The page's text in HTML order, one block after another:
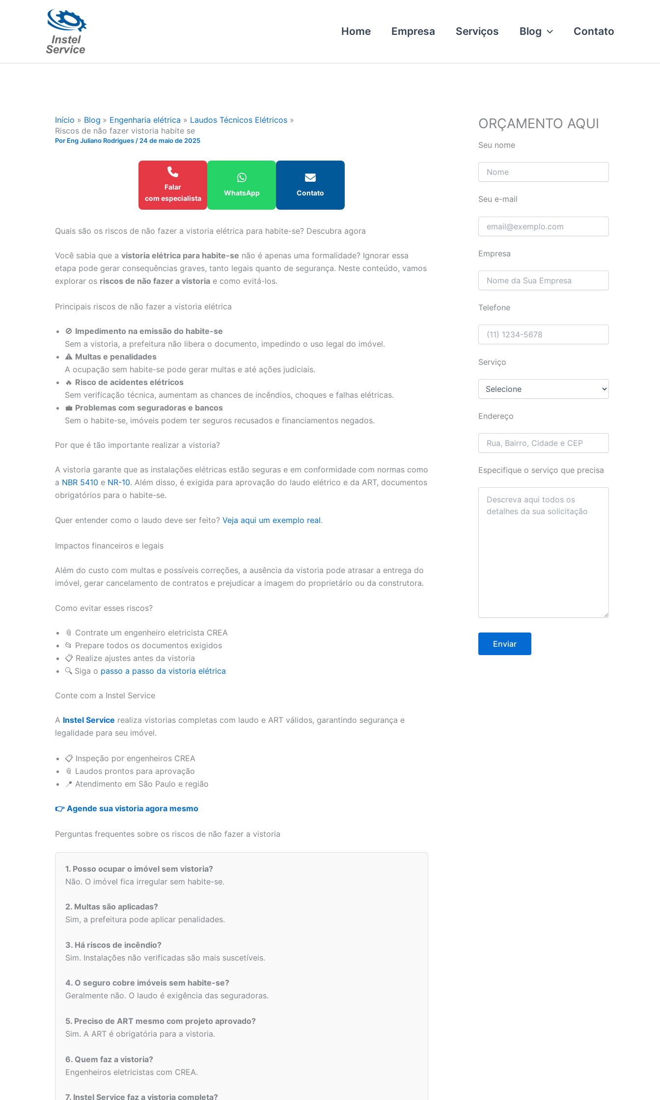
Home Empresa Serviços Blog Contato
Início Blog Engenharia elétrica
Laudos Técnicos Elétricos
Riscos de não fazer vistoria habite se
Por Eng Juliano Rodrigues / 24 de maio de 2025
Falar
com especialista
WhatsApp Contato
Quais são os riscos de não fazer a vistoria elétrica para habite-se? Descubra agora
Você sabia que a vistoria elétrica para habite-se não é apenas uma formalidade? Ignorar essa
etapa pode gerar consequências graves, tanto legais quanto de segurança. Neste conteúdo, vamos
explorar os riscos de não fazer a vistoria e como evitá-los.
Principais riscos de não fazer a vistoria elétrica
🚫 Impedimento na emissão do habite-se
Sem a vistoria, a prefeitura não libera o documento, impedindo o uso legal do imóvel.
⚠️ Multas e penalidades
A ocupação sem habite-se pode gerar multas e até ações judiciais.
🔥 Risco de acidentes elétricos
Sem verificação técnica, aumentam as chances de incêndios, choques e falhas elétricas.
💼 Problemas com seguradoras e bancos
Sem o habite-se, imóveis podem ter seguros recusados e financiamentos negados.
Por que é tão importante realizar a vistoria?
A vistoria garante que as instalações elétricas estão seguras e em conformidade com normas como
a NBR 5410 e NR-10. Além disso, é exigida para aprovação do laudo elétrico e da ART, documentos
obrigatórios para o habite-se.
Quer entender como o laudo deve ser feito? Veja aqui um exemplo real.
Impactos financeiros e legais
Além do custo com multas e possíveis correções, a ausência da vistoria pode atrasar a entrega do
imóvel, gerar cancelamento de contratos e prejudicar a imagem do proprietário ou da construtora.
Como evitar esses riscos?
📎 Contrate um engenheiro eletricista CREA
📂 Prepare todos os documentos exigidos
📋 Realize ajustes antes da vistoria
🔍 Siga o passo a passo da vistoria elétrica
Conte com a Instel Service
A Instel Service realiza vistorias completas com laudo e ART válidos, garantindo segurança e
legalidade para seu imóvel.
📋 Inspeção por engenheiros CREA
📎 Laudos prontos para aprovação
📍 Atendimento em São Paulo e região
👉 Agende sua vistoria agora mesmo
Perguntas frequentes sobre os riscos de não fazer a vistoria
1. Posso ocupar o imóvel sem vistoria?
Não. O imóvel fica irregular sem habite-se.
2. Multas são aplicadas?
Sim, a prefeitura pode aplicar penalidades.
3. Há riscos de incêndio?
Sim. Instalações não verificadas são mais suscetíveis.
4. O seguro cobre imóveis sem habite-se?
Geralmente não. O laudo é exigência das seguradoras.
5. Preciso de ART mesmo com projeto aprovado?
Sim. A ART é obrigatória para a vistoria.
6. Quem faz a vistoria?
Engenheiros eletricistas com CREA.
7. Instel Service faz a vistoria completa?
ORÇAMENTO AQUI
Seu nome
Seu e-mail
Empresa
Telefone
Serviço
Endereço
Especifique o serviço que precisa